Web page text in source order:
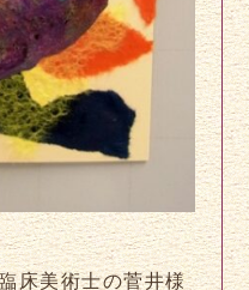
床美術士の菅井様